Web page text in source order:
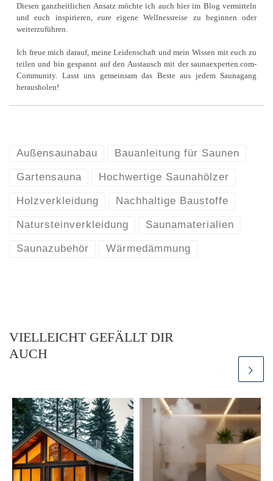
Diesen ganzheitlichen Ansatz möchte ich auch hier im Blog vermitteln
und euch inspirieren, eure eigene Wellnessreise zu beginnen oder
weiterzuführen.
Ich freue mich darauf, meine Leidenschaft und mein Wissen mit euch zu
teilen und bin gespannt auf den Austausch mit der saunaexperten.com-
Community. Lasst uns gemeinsam das Beste aus jedem Saunagang
herausholen!
Außensaunabau Bauanleitung für Saunen
Gartensauna Hochwertige Saunahölzer
Holzverkleidung Nachhaltige Baustoffe
Natursteinverkleidung Saunamaterialien
Saunazubehör Wärmedämmung
VIELLEICHT GEFÄLLT DIR
AUCH